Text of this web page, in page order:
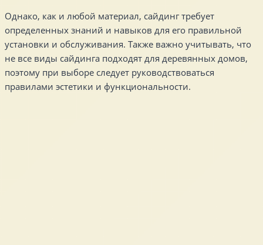
Однако, как и любой материал, сайдинг требует
определенных знаний и навыков для его правильной
установки и обслуживания. Также важно учитывать, что
не все виды сайдинга подходят для деревянных домов,
поэтому при выборе следует руководствоваться
правилами эстетики и функциональности.